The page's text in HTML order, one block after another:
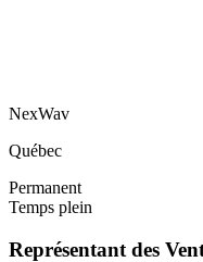
NexWav
Québec
Permanent
Temps plein
Représentant des